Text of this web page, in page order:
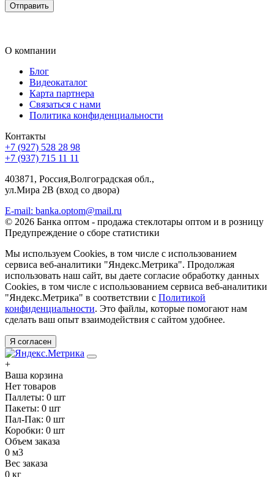
Отправить
О компании
Блог
Видеокаталог
Карта партнера
Связаться с нами
Политика конфиденциальности
Контакты
+7 (927) 528 28 98
+7 (937) 715 11 11
403871, Россия,Волгоградская обл.,
ул.Мира 2В (вход со двора)
E-mail: banka.optom@mail.ru
© 2026 Банка оптом - продажа стеклотары оптом и в розницу
Предупреждение о сборе статистики
Мы используем Cookies, в том числе с использованием
сервиса веб-аналитики "Яндекс.Метрика". Продолжая
использовать наш сайт, вы даете согласие обработку данных
Cookies, в том числе с использованием сервиса веб-аналитики
"Яндекс.Метрика" в соответствии с Политикой
конфиденциальности. Это файлы, которые помогают нам
сделать ваш опыт взаимодействия с сайтом удобнее.
Я согласен
+
Ваша корзина
Нет товаров
Паллеты: 0 шт
Пакеты: 0 шт
Пал-Пак: 0 шт
Коробки: 0 шт
Объем заказа
0 м3
Вес заказа
0 кг